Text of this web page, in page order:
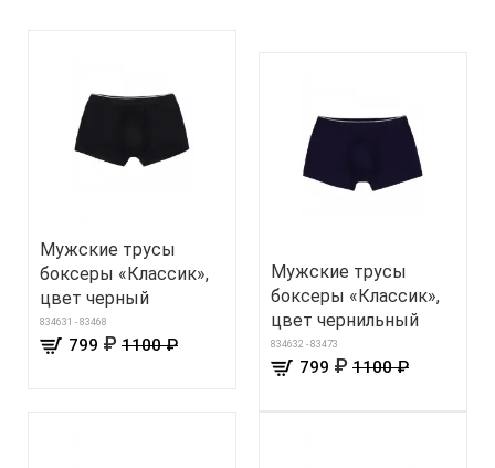
Мужские трусы
боксеры «Классик»,
цвет черный
834631 - 83468
799 ₽ 1100 ₽
Мужские трусы
боксеры «Классик»,
цвет чернильный
834632 - 83473
799 ₽ 1100 ₽